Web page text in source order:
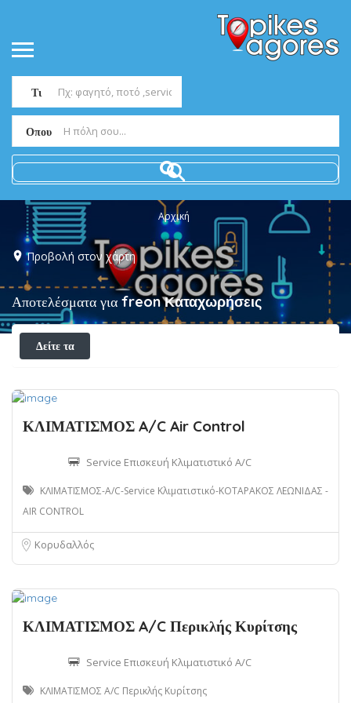
Τι
Οπου
Αρχική
Προβολή στον χάρτη
Αποτελέσματα για freon Καταχωρήσεις
Δείτε τα
ΚΛΙΜΑΤΙΣΜΟΣ A/C Air Control
Service Επισκευή Κλιματιστικό A/C
ΚΛΙΜΑΤΙΣΜΟΣ-A/C-Service Κλιματιστικό-ΚΟΤΑΡΑΚΟΣ ΛΕΩΝΙΔΑΣ -
AIR CONTROL
Κορυδαλλός
ΚΛΙΜΑΤΙΣΜΟΣ A/C Περικλής Κυρίτσης
Service Επισκευή Κλιματιστικό A/C
ΚΛΙΜΑΤΙΣΜΟΣ A/C Περικλής Κυρίτσης